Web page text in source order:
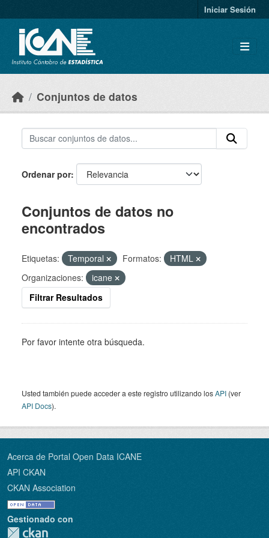
Iniciar Sesión
Conjuntos de datos
Ordenar por
Conjuntos de datos no
encontrados
Etiquetas: Temporal Formatos:
HTML
Organizaciones:
icane
Filtrar Resultados
Por favor intente otra búsqueda.
Usted también puede acceder a este registro utilizando losAPI (ver
API Docs).
Acerca de Portal Open Data ICANE
API CKAN
CKAN Association
Gestionado con